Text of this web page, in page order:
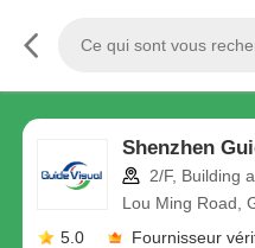
Shenzhen
2/F, Building
Lou Ming Road,
5.0
Fournisseur